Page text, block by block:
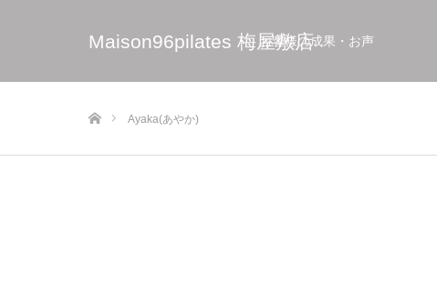
Maison96pilates 梅屋敷店お客様の成果・お声
Ayaka(あやか)